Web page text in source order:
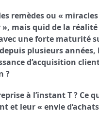
remèdes ou «
mais quid de la
une forte maturité
plusieurs
d’acquisition
?
à l’instant T ? Ce
et leur « envie